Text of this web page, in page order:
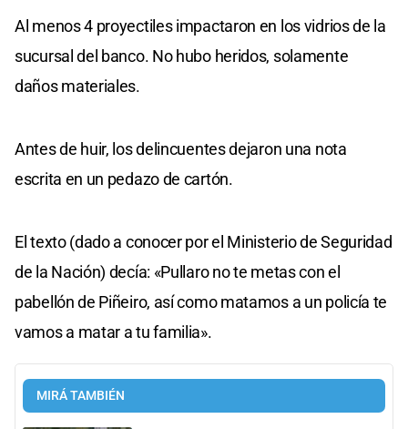
Al menos 4 proyectiles impactaron en los vidrios de la
sucursal del banco. No hubo heridos, solamente
daños materiales.
Antes de huir, los delincuentes dejaron una nota
escrita en un pedazo de cartón.
El texto (dado a conocer por el Ministerio de Seguridad
de la Nación) decía: «Pullaro no te metas con el
pabellón de Piñeiro, así como matamos a un policía te
vamos a matar a tu familia».
MIRÁ TAMBIÉN